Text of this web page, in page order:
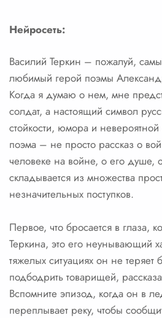
Нейросеть:
Василий Теркин – пожалуй,
любимый герой поэмы
Когда я думаю о нем, мне
солдат, а настоящий символ
стойкости, юмора и
поэма – не просто рассказ о
человеке на войне, о его душе,
складывается из множества
незначительных поступков.
Первое, что бросается в глаза,
Теркина, это его неунывающий
тяжелых ситуациях он не теряет
подбодрить товарищей,
Вспомните эпизод, когда он в
переплывает реку, чтобы